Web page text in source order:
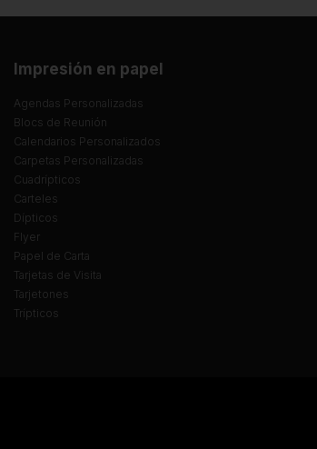
Impresión en papel
Agendas Personalizadas
Blocs de Reunión
Calendarios Personalizados
Carpetas Personalizadas
Cuadrípticos
Carteles
Dípticos
Flyer
Papel de Carta
Tarjetas de Visita
Tarjetones
Trípticos